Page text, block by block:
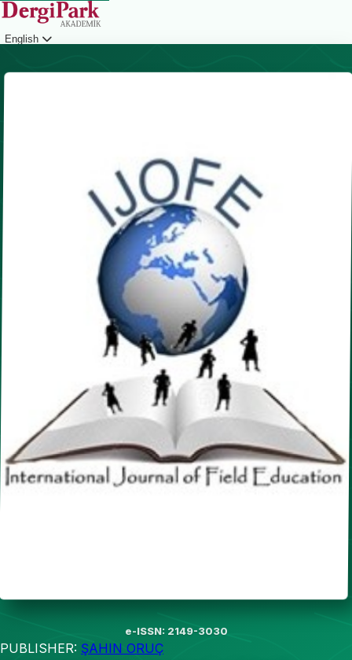
English
e-ISSN: 2149-3030
PUBLISHER: ŞAHIN ORUÇ